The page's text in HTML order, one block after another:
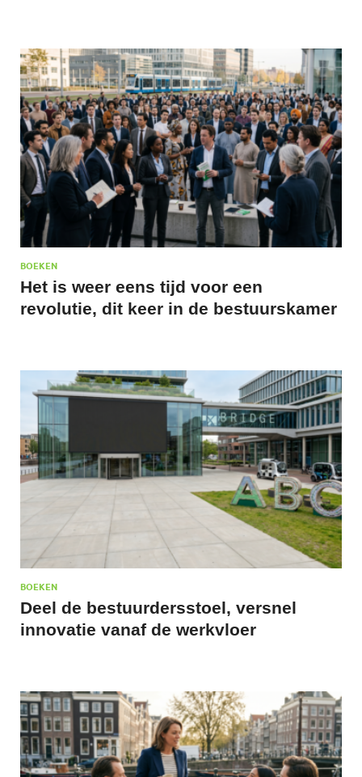
BOEKEN
Het is weer eens tijd voor een
revolutie, dit keer in de bestuurskamer
BOEKEN
Deel de bestuurdersstoel, versnel
innovatie vanaf de werkvloer